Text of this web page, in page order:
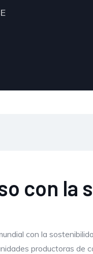
con la
con la
productoras de